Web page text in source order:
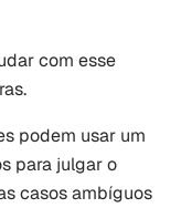
com esse
podem usar um
para julgar o
casos ambíguos